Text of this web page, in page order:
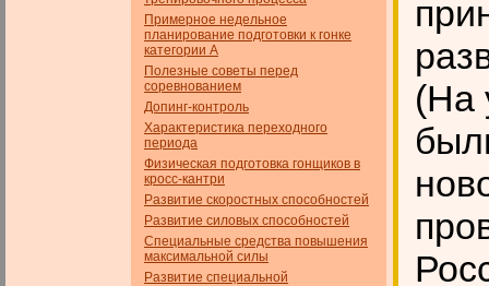
Примерное недельное
планирование подготовки к гонке
категории А
Полезные советы перед
соревнованием
Допинг-контроль
Характеристика переходного
периода
Физическая подготовка гонщиков в
кросс-кантри
Развитие скоростных способностей
Развитие силовых способностей
Специальные средства повышения
максимальной силы
Развитие специальной
(На